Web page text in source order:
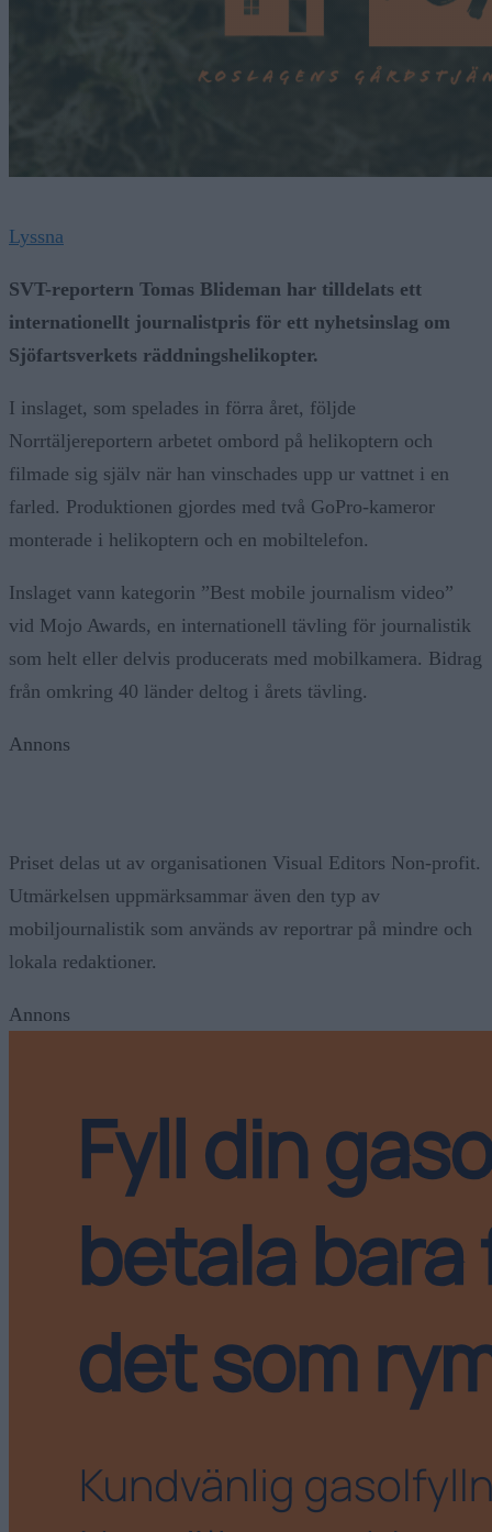
Lyssna
SVT-reportern Tomas Blideman har tilldelats ett
internationellt journalistpris för ett nyhetsinslag om
Sjöfartsverkets räddningshelikopter.
I inslaget, som spelades in förra året, följde
Norrtäljereportern arbetet ombord på helikoptern och
filmade sig själv när han vinschades upp ur vattnet i en
farled. Produktionen gjordes med två GoPro-kameror
monterade i helikoptern och en mobiltelefon.
Inslaget vann kategorin ”Best mobile journalism video”
vid Mojo Awards, en internationell tävling för journalistik
som helt eller delvis producerats med mobilkamera. Bidrag
från omkring 40 länder deltog i årets tävling.
Annons
Priset delas ut av organisationen Visual Editors Non-profit.
Utmärkelsen uppmärksammar även den typ av
mobiljournalistik som används av reportrar på mindre och
lokala redaktioner.
Annons